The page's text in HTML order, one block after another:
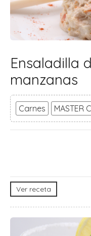
Ensaladilla
manzanas
Carnes MASTER
Ver receta